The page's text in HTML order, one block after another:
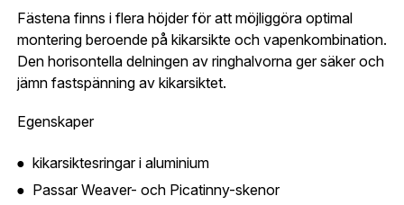
Fästena finns i flera höjder för att möjliggöra optimal
montering beroende på kikarsikte och vapenkombination.
Den horisontella delningen av ringhalvorna ger säker och
jämn fastspänning av kikarsiktet.
Egenskaper
kikarsiktesringar i aluminium
Passar Weaver- och Picatinny-skenor
konto hos oss får du snabbare utcheckning,
översikt över dina beställningar och sparade
uppgifter.
oss så hjälper vi dig att skapa ett konto.
Land:*